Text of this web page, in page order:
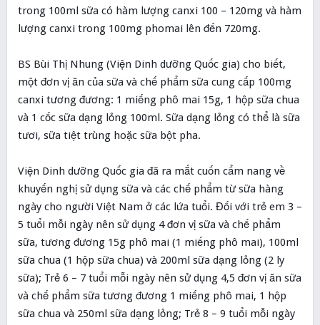
trong 100ml sữa có hàm lượng canxi 100 – 120mg và hàm
lượng canxi trong 100mg phomai lên đến 720mg.
BS Bùi Thị Nhung (Viện Dinh dưỡng Quốc gia) cho biết,
một đơn vị ăn của sữa và chế phẩm sữa cung cấp 100mg
canxi tương đương: 1 miếng phô mai 15g, 1 hộp sữa chua
và 1 cốc sữa dạng lỏng 100ml. Sữa dạng lỏng có thể là sữa
tươi, sữa tiệt trùng hoặc sữa bột pha.
Viện Dinh dưỡng Quốc gia đã ra mắt cuốn cẩm nang về
khuyến nghị sử dụng sữa và các chế phẩm từ sữa hàng
ngày cho người Việt Nam ở các lứa tuổi. Đối với trẻ em 3 –
5 tuổi mỗi ngày nên sử dụng 4 đơn vị sữa và chế phẩm
sữa, tương đương 15g phô mai (1 miếng phô mai), 100ml
sữa chua (1 hộp sữa chua) và 200ml sữa dạng lỏng (2 ly
sữa); Trẻ 6 – 7 tuổi mỗi ngày nên sử dụng 4,5 đơn vị ăn sữa
và chế phẩm sữa tương đương 1 miếng phô mai, 1 hộp
sữa chua và 250ml sữa dạng lỏng; Trẻ 8 – 9 tuổi mỗi ngày